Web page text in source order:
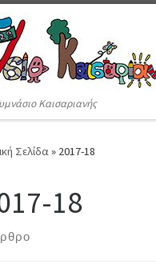
Καισαριανής
Σελίδα» 2017-18
18